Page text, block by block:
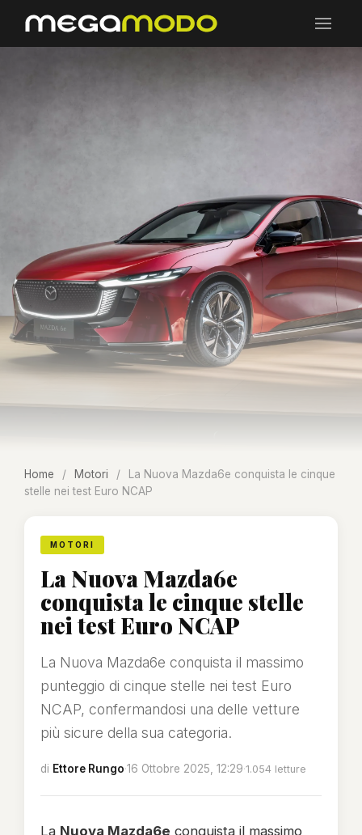
Home / Motori /
La Nuova Mazda6e conquista le cinque
stelle nei test Euro NCAP
MOTORI
La Nuova Mazda6e
conquista le cinque stelle
nei test Euro NCAP
La Nuova Mazda6e conquista il massimo
punteggio di cinque stelle nei test Euro
NCAP, confermandosi una delle vetture
più sicure della sua categoria.
di Ettore Rungo·16 Ottobre 2025, 12:29·1.054 letture
La Nuova Mazda6e conquista il massimo